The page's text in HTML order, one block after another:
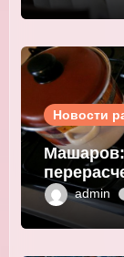
Новости
admin